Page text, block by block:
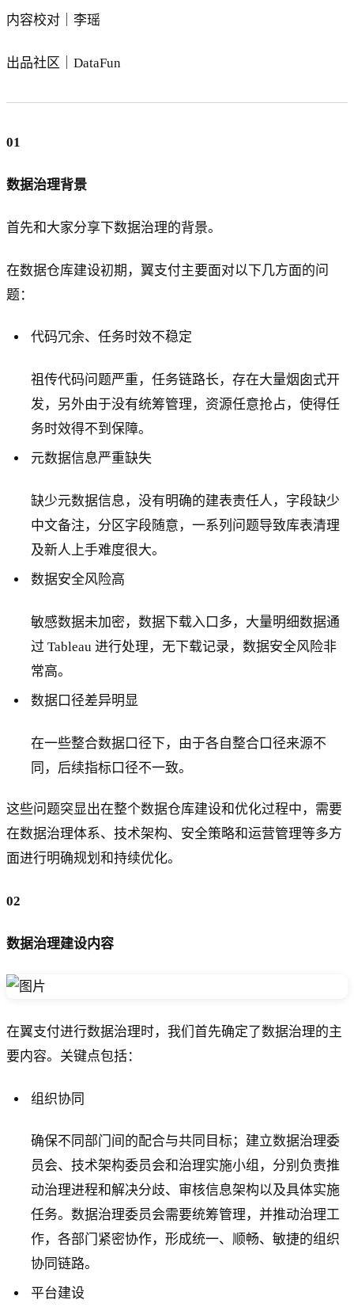
内容校对｜李瑶
出品社区｜DataFun
01
数据治理背景
首先和大家分享下数据治理的背景。
在数据仓库建设初期，翼支付主要面对以下几方面的问
题：
代码冗余、任务时效不稳定
祖传代码问题严重，任务链路长，存在大量烟囱式开
发，另外由于没有统筹管理，资源任意抢占，使得任
务时效得不到保障。
元数据信息严重缺失
缺少元数据信息，没有明确的建表责任人，字段缺少
中文备注，分区字段随意，一系列问题导致库表清理
及新人上手难度很大。
数据安全风险高
敏感数据未加密，数据下载入口多，大量明细数据通
过 Tableau 进行处理，无下载记录，数据安全风险非
常高。
数据口径差异明显
在一些整合数据口径下，由于各自整合口径来源不
同，后续指标口径不一致。
这些问题突显出在整个数据仓库建设和优化过程中，需要
在数据治理体系、技术架构、安全策略和运营管理等多方
面进行明确规划和持续优化。
02
数据治理建设内容
在翼支付进行数据治理时，我们首先确定了数据治理的主
要内容。关键点包括：
组织协同
确保不同部门间的配合与共同目标；建立数据治理委
员会、技术架构委员会和治理实施小组，分别负责推
动治理进程和解决分歧、审核信息架构以及具体实施
任务。数据治理委员会需要统筹管理，并推动治理工
作，各部门紧密协作，形成统一、顺畅、敏捷的组织
协同链路。
平台建设